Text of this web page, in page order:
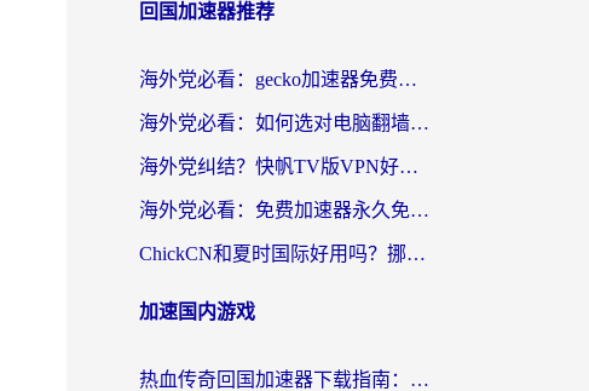
回国加速器推荐
海外党必看：gecko加速器免费试用？教你选对回国加速器，无缝刷国内剧玩游戏
海外党必看：如何选对电脑翻墙回国软件，轻松解锁国内资源？
海外党纠结？快帆TV版VPN好用吗？和扇贝手游VPN对比哪个回国效果更好？
海外党必看：免费加速器永久免费真的存在吗？教你选对回国加速器无缝刷国内资源
ChickCN和夏时国际好用吗？挪威留学生亲测3款回国加速器，附穿梭和加速喵对比指南
加速国内游戏
热血传奇回国加速器下载指南：海外玩家如何流畅砍怪不卡顿？